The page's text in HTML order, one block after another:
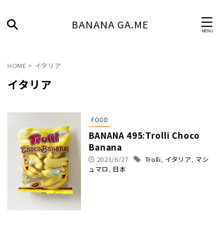
BANANA GA.ME
HOME > イタリア
イタリア
FOOD
BANANA 495:Trolli Choco
Banana
2023/6/27 Trolli, イタリア, マシ
ュマロ, 日本